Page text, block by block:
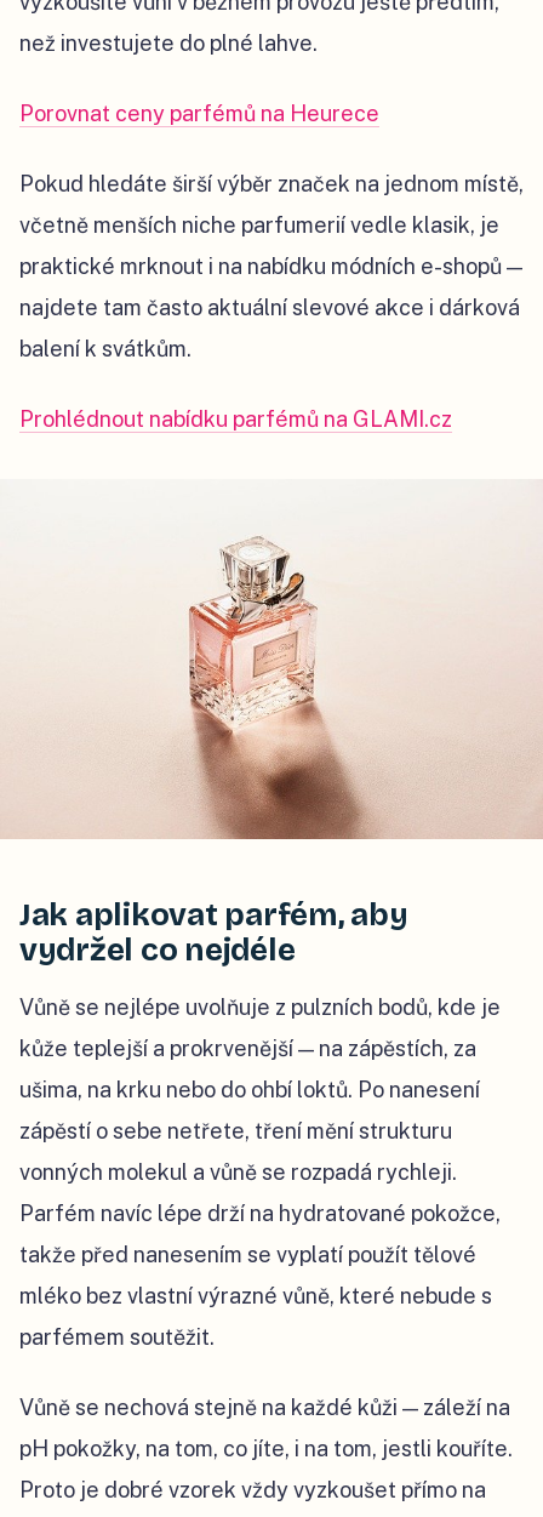
než investujete do plné lahve.
Porovnat ceny parfémů na Heurece
Pokud hledáte širší výběr značek na jednom místě,
včetně menších niche parfumerií vedle klasik, je
praktické mrknout i na nabídku módních e-shopů —
najdete tam často aktuální slevové akce i dárková
balení k svátkům.
Prohlédnout nabídku parfémů na GLAMI.cz
Jak aplikovat parfém, aby
vydržel co nejdéle
Vůně se nejlépe uvolňuje z pulzních bodů, kde je
kůže teplejší a prokrvenější — na zápěstích, za
ušima, na krku nebo do ohbí loktů. Po nanesení
zápěstí o sebe netřete, tření mění strukturu
vonných molekul a vůně se rozpadá rychleji.
Parfém navíc lépe drží na hydratované pokožce,
takže před nanesením se vyplatí použít tělové
mléko bez vlastní výrazné vůně, které nebude s
parfémem soutěžit.
Vůně se nechová stejně na každé kůži — záleží na
pH pokožky, na tom, co jíte, i na tom, jestli kouříte.
Proto je dobré vzorek vždy vyzkoušet přímo na